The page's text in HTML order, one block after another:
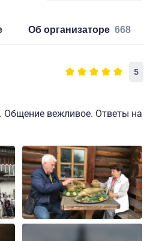
об организаторе 668
5
Общение вежливое. Ответы на